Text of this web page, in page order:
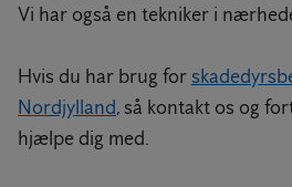
Vi har også en tekniker i
Hvis du har brug for
Nordjylland, så kontakt os og
hjælpe dig med.